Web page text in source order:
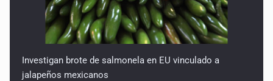
Investigan brote de salmonela en EU vinculado a
jalapeños mexicanos